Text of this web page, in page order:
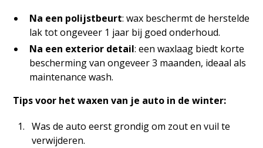
Na een polijstbeurt: wax beschermt de herstelde
lak tot ongeveer 1 jaar bij goed onderhoud.
Na een exterior detail: een waxlaag biedt korte
bescherming van ongeveer 3 maanden, ideaal als
maintenance wash.
Tips voor het waxen van je auto in de winter:
Was de auto eerst grondig om zout en vuil te
verwijderen.